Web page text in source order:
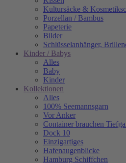
Kultursäcke &
Porzellan / Bambus
Papeterie
Bilder
Schlüsselanhänger,
Kinder / Babys
Alles
Baby
Kinder
Kollektionen
Alles
100% Seemannsgarn
Vor Anker
Container brauchen
Dock 10
Einzigartiges
Hafenaugen­blicke
Hamburg Schiffchen